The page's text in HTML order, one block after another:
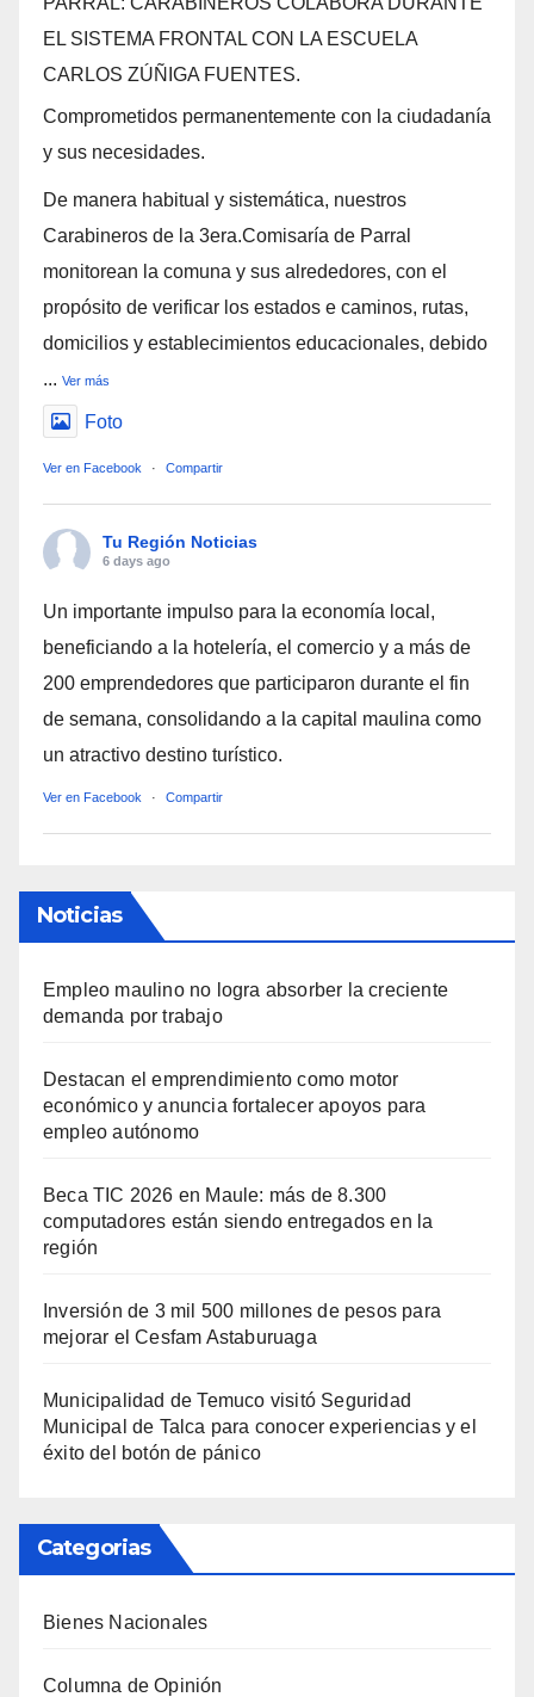
EL SISTEMA FRONTAL CON LA ESCUELA
CARLOS ZÚÑIGA FUENTES.
Comprometidos permanentemente con la ciudadanía
y sus necesidades.
De manera habitual y sistemática, nuestros
Carabineros de la 3era.Comisaría de Parral
monitorean la comuna y sus alrededores, con el
propósito de verificar los estados e caminos, rutas,
domicilios y establecimientos educacionales, debido
... Ver más
Foto
Ver en Facebook · Compartir
Tu Región Noticias
6 days ago
Un importante impulso para la economía local,
beneficiando a la hotelería, el comercio y a más de
200 emprendedores que participaron durante el fin
de semana, consolidando a la capital maulina como
un atractivo destino turístico.
Ver en Facebook · Compartir
Noticias
Empleo maulino no logra absorber la creciente
demanda por trabajo
Destacan el emprendimiento como motor
económico y anuncia fortalecer apoyos para
empleo autónomo
Beca TIC 2026 en Maule: más de 8.300
computadores están siendo entregados en la
región
Inversión de 3 mil 500 millones de pesos para
mejorar el Cesfam Astaburuaga
Municipalidad de Temuco visitó Seguridad
Municipal de Talca para conocer experiencias y el
éxito del botón de pánico
Categorias
Bienes Nacionales
Columna de Opinión